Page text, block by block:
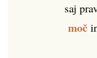
saj
moč